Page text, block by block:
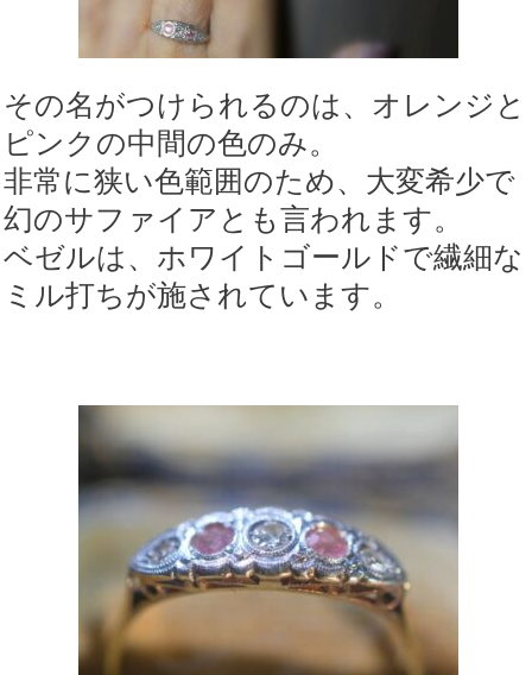
その名がつけられるのは、オレンジと
ピンクの中間の色のみ。
非常に狭い色範囲のため、大変希少で
幻のサファイアとも言われます。
ベゼルは、ホワイトゴールドで繊細な
ミル打ちが施されています。